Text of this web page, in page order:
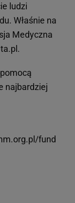
ludzi
Właśnie na
Medyczna
najbardziej
fund